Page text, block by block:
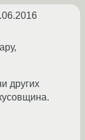
других